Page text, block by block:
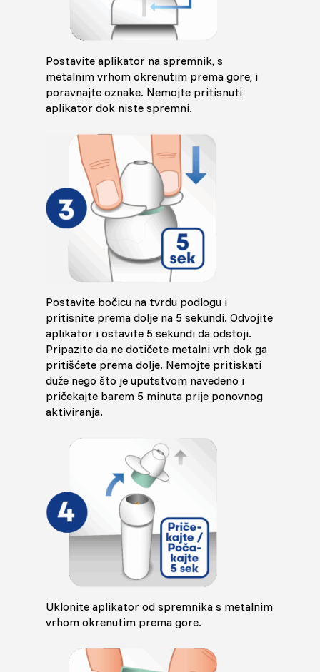
Postavite aplikator na spremnik, s
metalnim vrhom okrenutim prema gore, i
poravnajte oznake. Nemojte pritisnuti
aplikator dok niste spremni.
Postavite bočicu na tvrdu podlogu i
pritisnite prema dolje na 5 sekundi. Odvojite
aplikator i ostavite 5 sekundi da odstoji.
Pripazite da ne dotičete metalni vrh dok ga
pritišćete prema dolje. Nemojte pritiskati
duže nego što je uputstvom navedeno i
pričekajte barem 5 minuta prije ponovnog
aktiviranja.
Uklonite aplikator od spremnika s metalnim
vrhom okrenutim prema gore.